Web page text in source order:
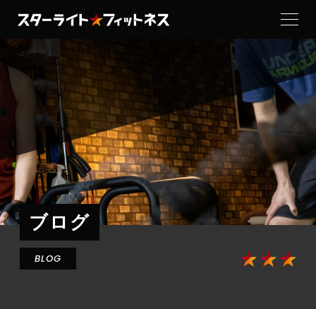
当ジムの特徴
トレーナー
設備紹介
料金・コース
よくある質問
お客さまの声
お知らせ
ブログ
BLOG